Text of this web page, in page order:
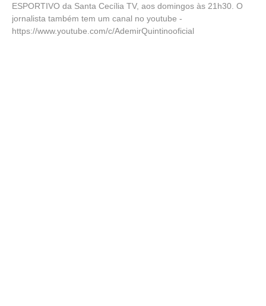
ESPORTIVO da Santa Cecília TV, aos domingos às 21h30. O
jornalista também tem um canal no youtube -
https://www.youtube.com/c/AdemirQuintinooficial